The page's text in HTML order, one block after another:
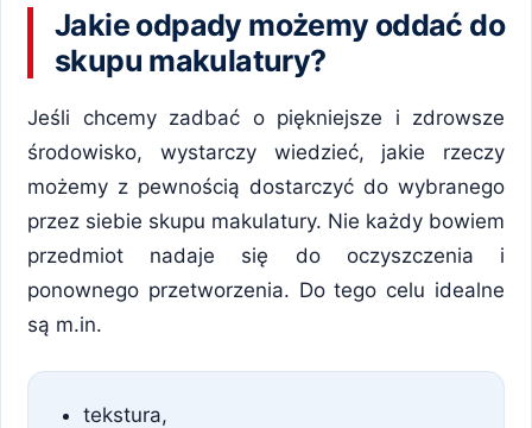
Jakie odpady możemy oddać do
skupu makulatury?
Jeśli chcemy zadbać o piękniejsze i zdrowsze
środowisko, wystarczy wiedzieć, jakie rzeczy
możemy z pewnością dostarczyć do wybranego
przez siebie skupu makulatury. Nie każdy bowiem
przedmiot nadaje się do oczyszczenia i
ponownego przetworzenia. Do tego celu idealne
są m.in.
tekstura,